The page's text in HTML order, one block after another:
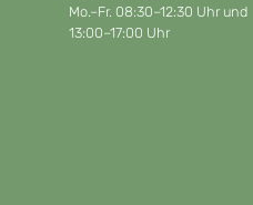
Mo.–Fr. 08:30–12:30 Uhr und
13:00–17:00 Uhr